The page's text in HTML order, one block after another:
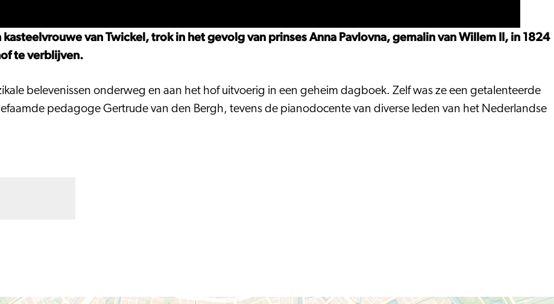
van Twickel, trok in het gevolg van prinses Anna Pavlovna, gemalin van Willem II, in 1824
te verblijven.
belevenissen onderweg en aan het hof uitvoerig in een geheim dagboek. Zelf was ze een getalenteerde
pedagoge Gertrude van den Bergh, tevens de pianodocente van diverse leden van het Nederlandse